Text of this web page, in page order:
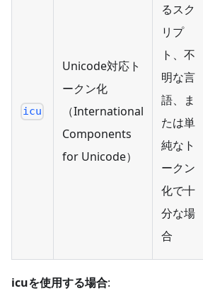
icu
Unicode対応ト
ークン化
（International
Components
for Unicode）
るスク
リプ
ト、不
明な言
語、ま
たは単
純なト
ークン
化で十
分な場
合
icuを使用する場合: